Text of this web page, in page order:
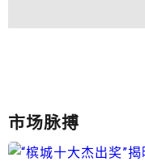
市场脉搏